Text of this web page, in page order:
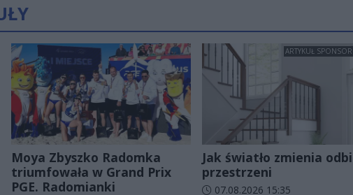
Moya Zbyszko Radomka
triumfowała w Grand Prix
PGE. Radomianki
ARTYKUŁ
Jak światło zmienia
przestrzeni
Data dodania artykułu:
07.08.2026 15:35